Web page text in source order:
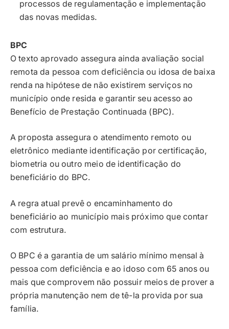
processos de regulamentação e implementação
das novas medidas.
BPC
O texto aprovado assegura ainda avaliação social
remota da pessoa com deficiência ou idosa de baixa
renda na hipótese de não existirem serviços no
município onde resida e garantir seu acesso ao
Benefício de Prestação Continuada (BPC).
A proposta assegura o atendimento remoto ou
eletrônico mediante identificação por certificação,
biometria ou outro meio de identificação do
beneficiário do BPC.
A regra atual prevê o encaminhamento do
beneficiário ao município mais próximo que contar
com estrutura.
O BPC é a garantia de um salário mínimo mensal à
pessoa com deficiência e ao idoso com 65 anos ou
mais que comprovem não possuir meios de prover a
própria manutenção nem de tê-la provida por sua
família.